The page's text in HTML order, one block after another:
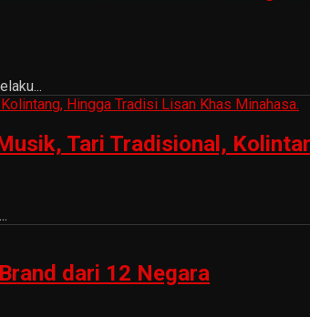
Tari Tradisional,
dari 12 Negara